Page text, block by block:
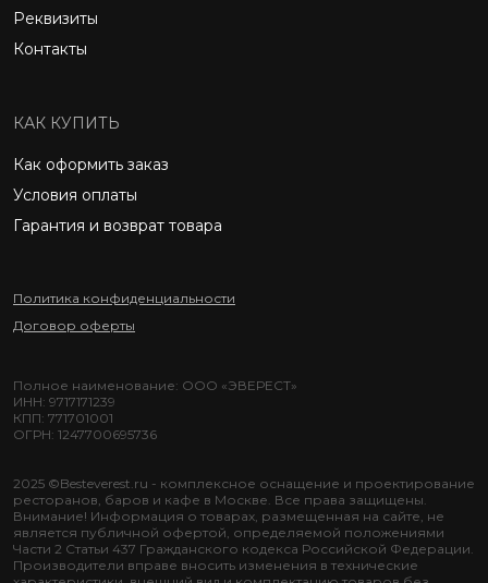
Реквизиты
Контакты
КАК КУПИТЬ
Как оформить заказ
Условия оплаты
Гарантия и возврат товара
Политика конфиденциальности
Договор оферты
2025 ©Besteverest.ru - комплексное оснащение и проектирование
ресторанов, баров и кафе в Москве. Все права защищены.
Внимание! Информация о товарах, размещенная на сайте, не
является публичной офертой, определяемой положениями
Части 2 Статьи 437 Гражданского кодекса Российской Федерации.
Производители вправе вносить изменения в технические
Полное наименование: ООО «ЭВЕРЕСТ»
ИНН: 9717171239
КПП: 771701001
ОГРН: 1247700695736